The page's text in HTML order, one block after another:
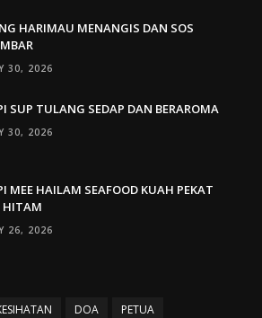
HARIMAU MENANGIS DAN SOS
30, 2026
SUP TULANG SEDAP DAN BERAROMA
30, 2026
MEE HAILAM SEAFOOD KUAH PEKAT
HITAM
26, 2026
DOA
PETUA